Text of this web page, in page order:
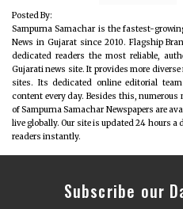
Posted By:
Sampurna Samachar is the fastest-
News in Gujarat since 2010. Flagship
dedicated readers the most reliable,
Gujarati news site. It provides more
sites. Its dedicated online editorial
content every day. Besides this,
of Sampurna Samachar Newspapers are
live globally. Our site is updated 24 hours a
readers instantly.
Subscribe our